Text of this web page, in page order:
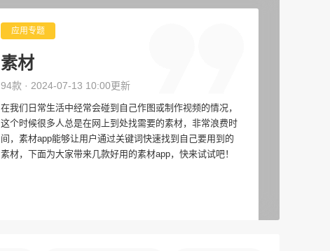
应用专题
素材
94款 · 2024-07-13 10:00更新
在我们日常生活中经常会碰到自己作图或制作视频的情况，
这个时候很多人总是在网上到处找需要的素材，非常浪费时
间，素材app能够让用户通过关键词快速找到自己要用到的
素材，下面为大家带来几款好用的素材app，快来试试吧！